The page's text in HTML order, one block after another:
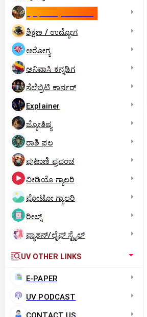
ಶಿಕ್ಷಣ / ಉದ್ಯೋಗ
ಆರೋಗ್ಯ
ಅನಿವಾಸಿ ಕನ್ನಡಿಗ
ಸೆಲೆಬ್ರಿಟಿ ಕಾರ್ನರ್‌
Explainer
ಜ್ಯೋತಿಷ್ಯ
ರಾಶಿ ಫಲ
ಪುಟಾಣಿ ಪ್ರಪಂಚ
ವೀಡಿಯೊ ಗ್ಯಾಲರಿ
ಫೋಟೋ ಗ್ಯಾಲರಿ
ರೀಲ್ಸ್
ಫ್ಯಾಶನ್/ಲೈಫ್‌ ಸ್ಟೈಲ್
UV OTHER LINKS
E-PAPER
UV PODCAST